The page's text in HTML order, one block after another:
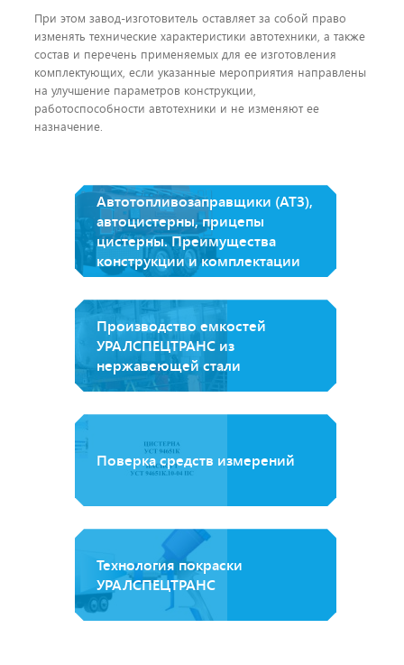
При этом завод-изготовитель оставляет за собой право
изменять технические характеристики автотехники, а также
состав и перечень применяемых для ее изготовления
комплектующих, если указанные мероприятия направлены
на улучшение параметров конструкции,
работоспособности автотехники и не изменяют ее
назначение.
Автотопливозаправщики (АТЗ),
автоцистерны, прицепы
цистерны. Преимущества
конструкции и комплектации
Производство емкостей
УРАЛСПЕЦТРАНС из
нержавеющей стали
Поверка средств измерений
Технология покраски
УРАЛСПЕЦТРАНС